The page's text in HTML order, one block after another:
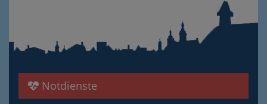
Notdienste